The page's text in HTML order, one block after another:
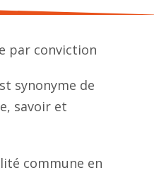
par conviction
synonyme de
savoir et
commune en